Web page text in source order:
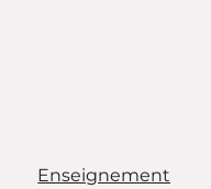
Enseignement